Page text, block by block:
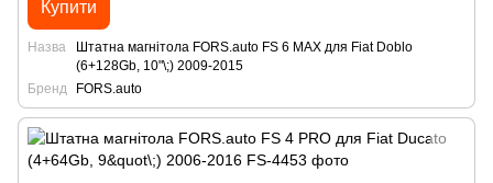
Купити
Назва
Штатна магнітола FORS.auto FS 6 MAX для Fiat Doblo
(6+128Gb, 10"\;) 2009-2015
Бренд
FORS.auto